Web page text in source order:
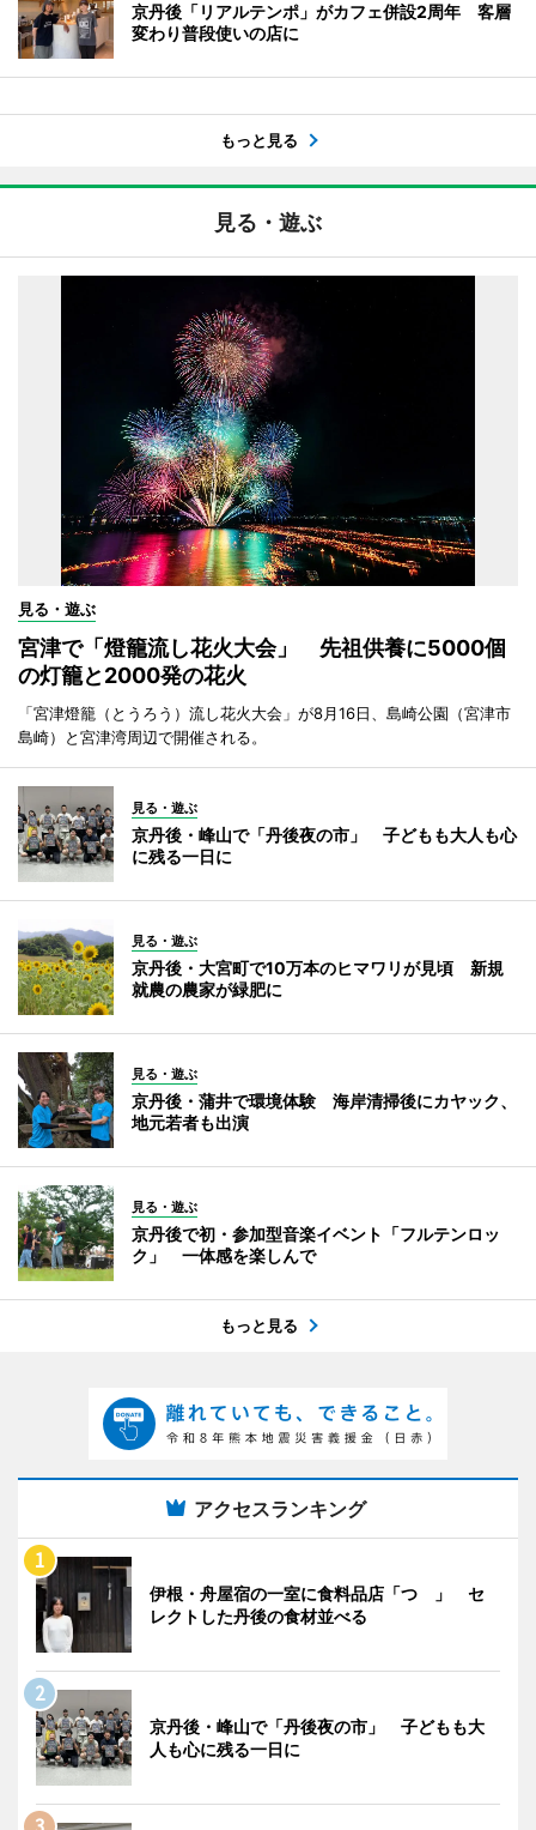
京丹後「リアルテンポ」がカフェ併設2周年 客層
変わり普段使いの店に
もっと見る
見る・遊ぶ
見る・遊ぶ
宮津で「燈籠流し花火大会」 先祖供養に5000個
の灯籠と2000発の花火
「宮津燈籠（とうろう）流し花火大会」が8月16日、島崎公園（宮津市
島崎）と宮津湾周辺で開催される。
見る・遊ぶ
京丹後・峰山で「丹後夜の市」 子どもも大人も心
に残る一日に
見る・遊ぶ
京丹後・大宮町で10万本のヒマワリが見頃 新規
就農の農家が緑肥に
見る・遊ぶ
京丹後・蒲井で環境体験 海岸清掃後にカヤック、
地元若者も出演
見る・遊ぶ
京丹後で初・参加型音楽イベント「フルテンロッ
ク」 一体感を楽しんで
もっと見る
アクセスランキング
伊根・舟屋宿の一室に食料品店「つゝ」 セ
レクトした丹後の食材並べる
京丹後・峰山で「丹後夜の市」 子どもも大
人も心に残る一日に